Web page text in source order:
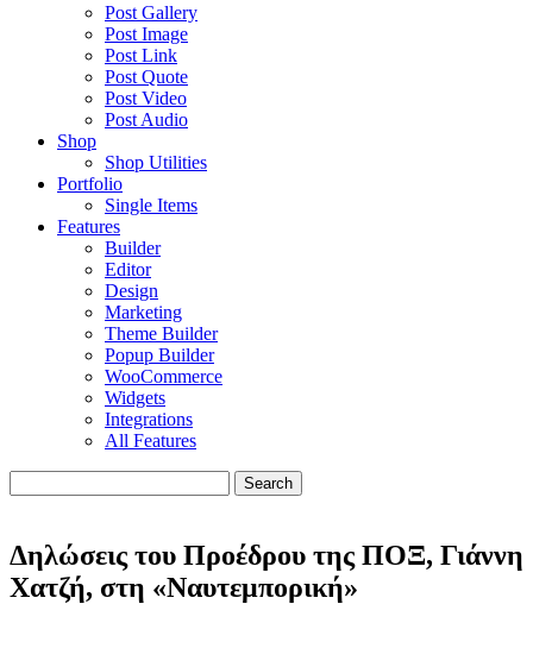
Post Gallery
Post Image
Post Link
Post Quote
Post Video
Post Audio
Shop
Shop Utilities
Portfolio
Single Items
Features
Builder
Editor
Design
Marketing
Theme Builder
Popup Builder
WooCommerce
Widgets
Integrations
All Features
Search
Δηλώσεις του Προέδρου της ΠΟΞ, Γιάννη
Χατζή, στη «Ναυτεμπορική»